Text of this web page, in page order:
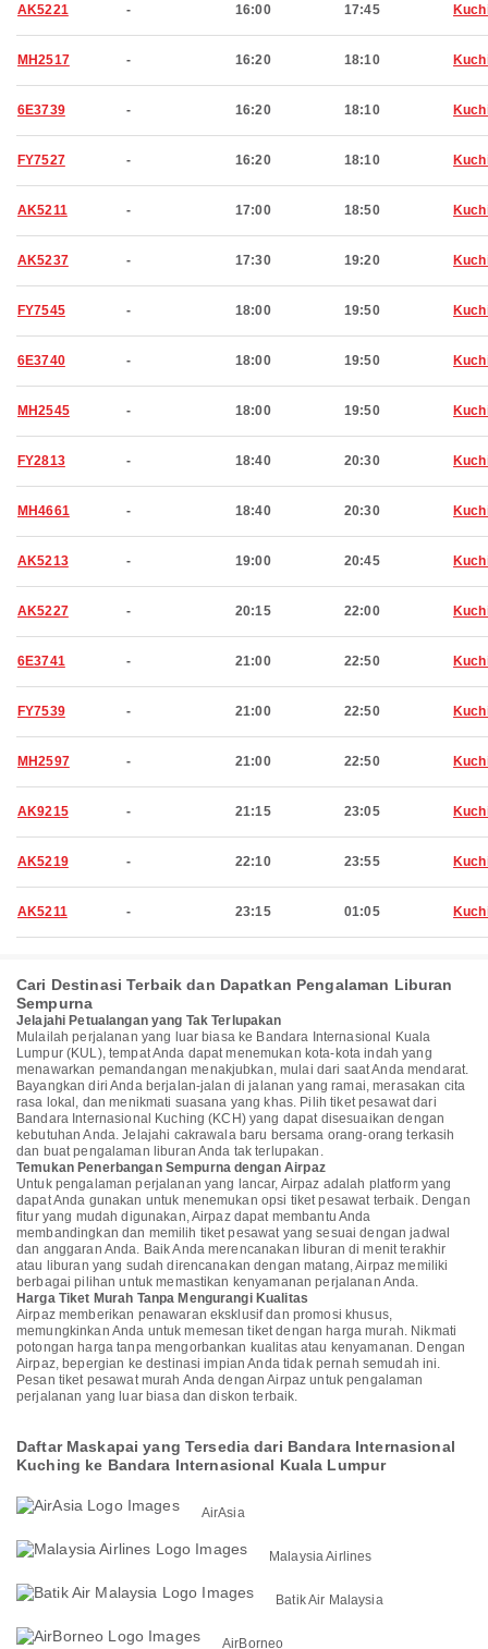
AK5221 - 16:00 17:45
MH2517 - 16:20 18:10
6E3739 - 16:20 18:10
FY7527 - 16:20 18:10
AK5211 - 17:00 18:50
AK5237 - 17:30 19:20
FY7545 - 18:00 19:50
6E3740 - 18:00 19:50
MH2545 - 18:00 19:50
FY2813 - 18:40 20:30
MH4661 - 18:40 20:30
AK5213 - 19:00 20:45
AK5227 - 20:15 22:00
6E3741 - 21:00 22:50
FY7539 - 21:00 22:50
MH2597 - 21:00 22:50
AK9215 - 21:15 23:05
AK5219 - 22:10 23:55
AK5211 - 23:15 01:05
Cari Destinasi Terbaik dan Dapatkan Pengalaman Liburan
Sempurna
Jelajahi Petualangan yang Tak Terlupakan
Mulailah perjalanan yang luar biasa ke Bandara Internasional Kuala
Lumpur (KUL), tempat Anda dapat menemukan kota-kota indah yang
menawarkan pemandangan menakjubkan, mulai dari saat Anda mendarat.
Bayangkan diri Anda berjalan-jalan di jalanan yang ramai, merasakan cita
rasa lokal, dan menikmati suasana yang khas. Pilih tiket pesawat dari
Bandara Internasional Kuching (KCH) yang dapat disesuaikan dengan
kebutuhan Anda. Jelajahi cakrawala baru bersama orang-orang terkasih
dan buat pengalaman liburan Anda tak terlupakan.
Temukan Penerbangan Sempurna dengan Airpaz
Untuk pengalaman perjalanan yang lancar, Airpaz adalah platform yang
dapat Anda gunakan untuk menemukan opsi tiket pesawat terbaik. Dengan
fitur yang mudah digunakan, Airpaz dapat membantu Anda
membandingkan dan memilih tiket pesawat yang sesuai dengan jadwal
dan anggaran Anda. Baik Anda merencanakan liburan di menit terakhir
atau liburan yang sudah direncanakan dengan matang, Airpaz memiliki
berbagai pilihan untuk memastikan kenyamanan perjalanan Anda.
Harga Tiket Murah Tanpa Mengurangi Kualitas
Airpaz memberikan penawaran eksklusif dan promosi khusus,
memungkinkan Anda untuk memesan tiket dengan harga murah. Nikmati
potongan harga tanpa mengorbankan kualitas atau kenyamanan. Dengan
Airpaz, bepergian ke destinasi impian Anda tidak pernah semudah ini.
Pesan tiket pesawat murah Anda dengan Airpaz untuk pengalaman
perjalanan yang luar biasa dan diskon terbaik.
Daftar Maskapai yang Tersedia dari Bandara Internasional
Kuching ke Bandara Internasional Kuala Lumpur
AirAsia
Malaysia Airlines
Batik Air Malaysia
AirBorneo